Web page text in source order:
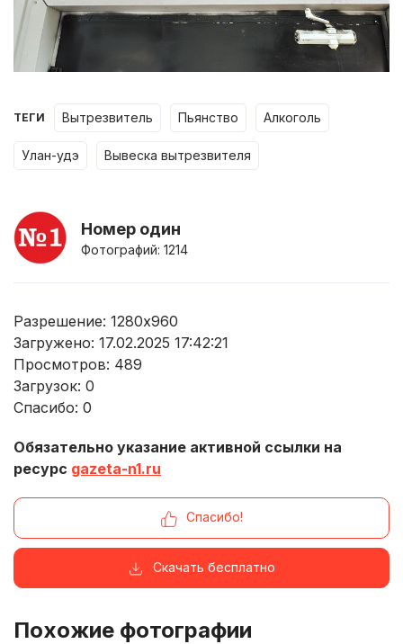
ТЕГИ вытрезвитель пьянство алкоголь
улан-удэ вывеска вытрезвителя
Номер один
Фотографий: 1214
Разрешение: 1280x960
Загружено: 17.02.2025 17:42:21
Просмотров: 489
Загрузок: 0
Спасибо: 0
Обязательно указание активной ссылки на
ресурс gazeta-n1.ru
Спасибо!
Скачать бесплатно
Похожие фотографии